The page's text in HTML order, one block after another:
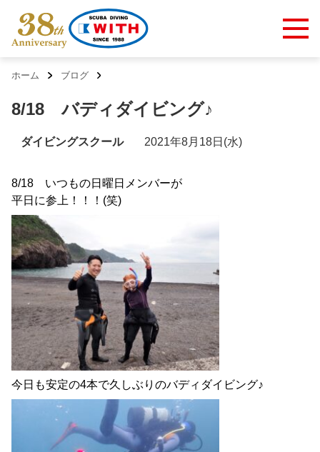
ホーム ブログ
8/18 バディダイビング♪
ダイビングスクール 2021年8月18日(水)
8/18 いつもの日曜日メンバーが
平日に参上！！！(笑)
今日も安定の4本で久しぶりのバディダイビング♪